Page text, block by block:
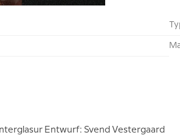
Entwurf: Svend Vestergaard